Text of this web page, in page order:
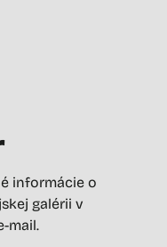
informácie o
galérii v
mail.